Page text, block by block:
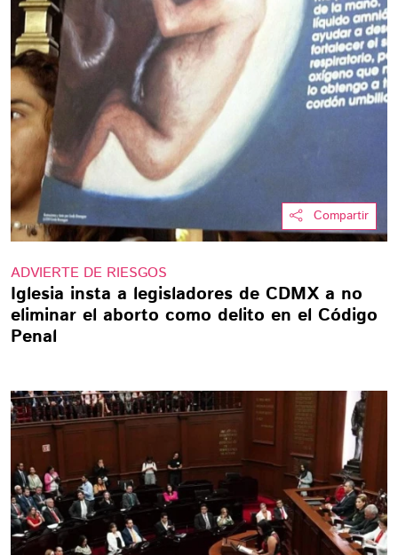
Compartir
ADVIERTE DE RIESGOS
Iglesia insta a legisladores de CDMX a no
eliminar el aborto como delito en el Código
Penal